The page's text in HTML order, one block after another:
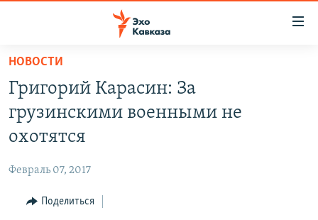
Вернуться
основному
содержанию
Вернутся
главной
навигации
Вернутся
ТБИЛИСИ
СУХУМИ
ВЕСЬ КАВКАЗ
СЕВЕРНЫЙ КАВКАЗ
ТЕМЫ
НОВОСТИ
Григорий Карасин: За
грузинскими военными не
охотятся
Февраль 07, 2017
Поделиться